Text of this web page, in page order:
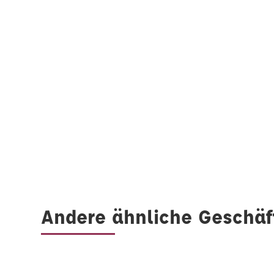
Andere ähnliche